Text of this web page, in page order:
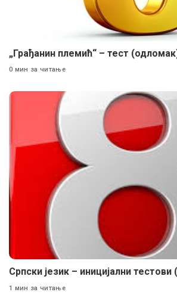
„Грађанин племић“ – тест
0 мин за читање
Српски језик – иницијални тестови
1 мин за читање